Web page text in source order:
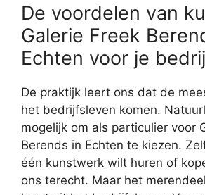
De voordelen van
Galerie Freek
Echten voor je
De praktijk leert ons dat de
het bedrijfsleven komen.
mogelijk om als particulier voor
Berends in Echten te kiezen.
één kunstwerk wilt huren of
ons terecht. Maar het